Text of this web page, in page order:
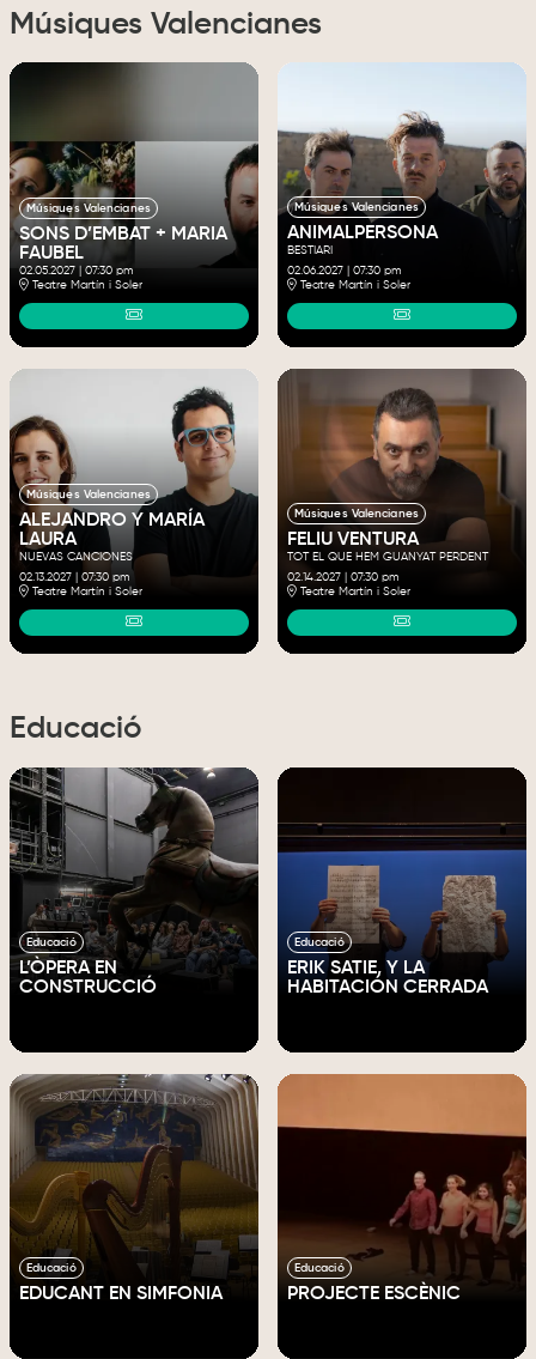
Músiques Valencianes
Músiques Valencianes
SONS D’EMBAT + MARIA
FAUBEL
02.05.2027| 07:30 pm
Teatre Martín i Soler
Músiques Valencianes
ANIMALPERSONA
BESTIARI
02.06.2027| 07:30 pm
Teatre Martín i Soler
Músiques Valencianes
ALEJANDRO Y MARÍA
LAURA
NUEVAS CANCIONES
02.13.2027| 07:30 pm
Teatre Martín i Soler
Músiques Valencianes
FELIU VENTURA
TOT EL QUE HEM GUANYAT PERDENT
02.14.2027| 07:30 pm
Teatre Martín i Soler
Educació
Educació
L’ÒPERA EN
CONSTRUCCIÓ
Educació
ERIK SATIE, Y LA
HABITACIÓN CERRADA
Educació
EDUCANT EN SIMFONIA
Educació
PROJECTE ESCÈNIC